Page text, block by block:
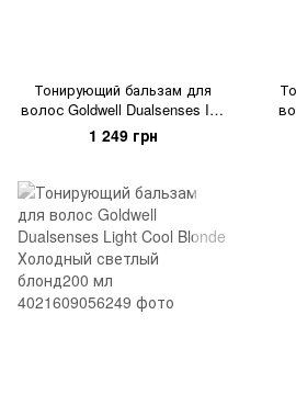
Тонирующий бальзам для
волос Goldwell Dualsenses Icy
Blonde Ледяной блонд 200 мл
1 249 грн